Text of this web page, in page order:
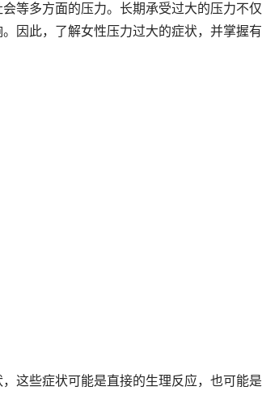
多方面的压力。长期承受过大的压力不
因此，了解女性压力过大的症状，并掌握
些症状可能是直接的生理反应，也可能